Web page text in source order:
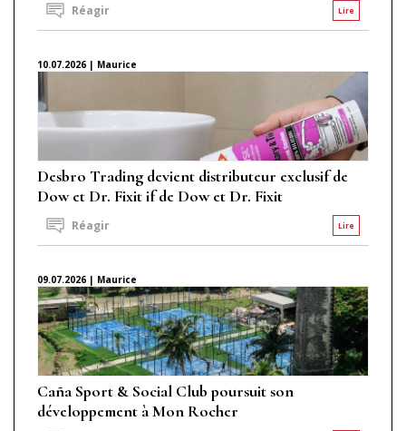
Lire
Réagir
10.07.2026 | Maurice
Desbro Trading devient distributeur exclusif de
Dow et Dr. Fixit if de Dow et Dr. Fixit
Lire
Réagir
09.07.2026 | Maurice
Caña Sport & Social Club poursuit son
développement à Mon Rocher